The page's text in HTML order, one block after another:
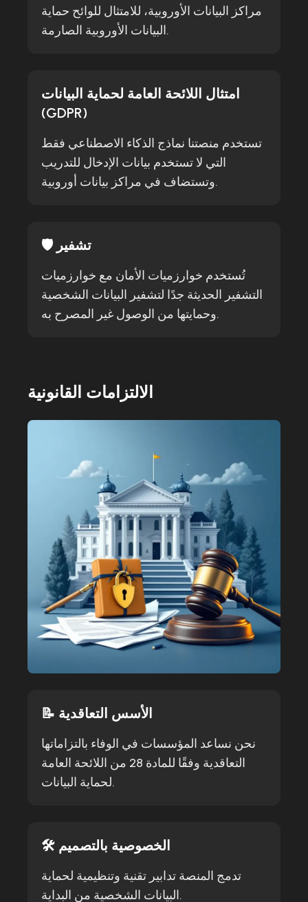
مراكز البيانات الأوروبية، للامتثال للوائح حماية
البيانات الأوروبية الصارمة.
امتثال اللائحة العامة لحماية البيانات
(GDPR)
تستخدم منصتنا نماذج الذكاء الاصطناعي فقط
التي لا تستخدم بيانات الإدخال للتدريب
وتستضاف في مراكز بيانات أوروبية.
🛡️ تشفير
تُستخدم خوارزميات الأمان مع خوارزميات
التشفير الحديثة جدًا لتشفير البيانات الشخصية
وحمايتها من الوصول غير المصرح به.
الالتزامات القانونية
📝 الأسس التعاقدية
نحن نساعد المؤسسات في الوفاء بالتزاماتها
التعاقدية وفقًا للمادة 28 من اللائحة العامة
لحماية البيانات.
🛠️ الخصوصية بالتصميم
تدمج المنصة تدابير تقنية وتنظيمية لحماية
البيانات الشخصية من البداية.